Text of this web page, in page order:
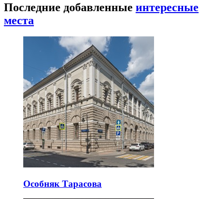
Последние добавленные интересные
места
Особняк Тарасова